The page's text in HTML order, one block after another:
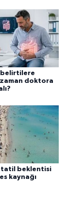
belirtilere
doktora
tatil beklentisi
kaynağı